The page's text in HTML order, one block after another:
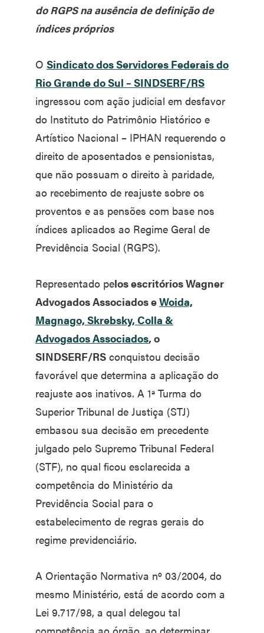
do RGPS na ausência de definição de
índices próprios
O Sindicato dos Servidores Federais do
Rio Grande do Sul – SINDSERF/RS
ingressou com ação judicial em desfavor
do Instituto do Patrimônio Histórico e
Artístico Nacional – IPHAN requerendo o
direito de aposentados e pensionistas,
que não possuam o direito à paridade,
ao recebimento de reajuste sobre os
proventos e as pensões com base nos
índices aplicados ao Regime Geral de
Previdência Social (RGPS).
Representado pelos escritórios Wagner
Advogados Associados eWoida,
Magnago, Skrebsky, Colla &
Advogados Associados, o
SINDSERF/RS conquistou decisão
favorável que determina a aplicação do
reajuste aos inativos. A 1ª Turma do
Superior Tribunal de Justiça (STJ)
embasou sua decisão em precedente
julgado pelo Supremo Tribunal Federal
(STF), no qual ficou esclarecida a
competência do Ministério da
Previdência Social para o
estabelecimento de regras gerais do
regime previdenciário.
A Orientação Normativa nº 03/2004, do
mesmo Ministério, está de acordo com a
Lei 9.717/98, a qual delegou tal